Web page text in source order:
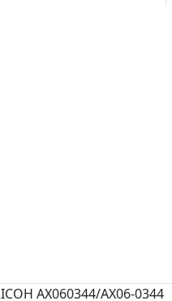
AX060344/AX06-0344